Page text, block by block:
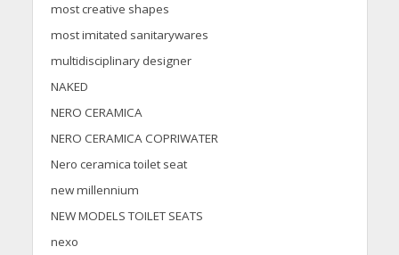
most creative shapes
most imitated sanitarywares
multidisciplinary designer
NAKED
NERO CERAMICA
NERO CERAMICA COPRIWATER
Nero ceramica toilet seat
new millennium
NEW MODELS TOILET SEATS
nexo